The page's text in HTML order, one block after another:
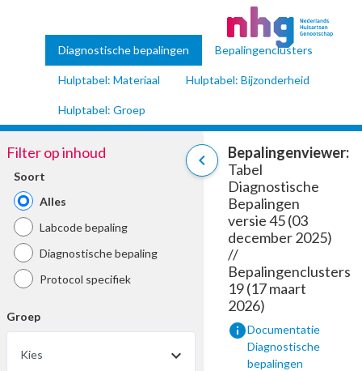
Diagnostische bepalingen Bepalingenclusters
Hulptabel: Materiaal Hulptabel: Bijzonderheid
Hulptabel: Groep
chevron_left
Filter op inhoud
Soort
Alles
Labcode bepaling
Diagnostische bepaling
Protocol specifiek
Groep
Kies
Bepalingenviewer:
Tabel
Diagnostische
Bepalingen
versie 45 (03
december 2025)
//
Bepalingenclusters
19 (17 maart
2026)
infoDocumentatie
Diagnostische
bepalingen